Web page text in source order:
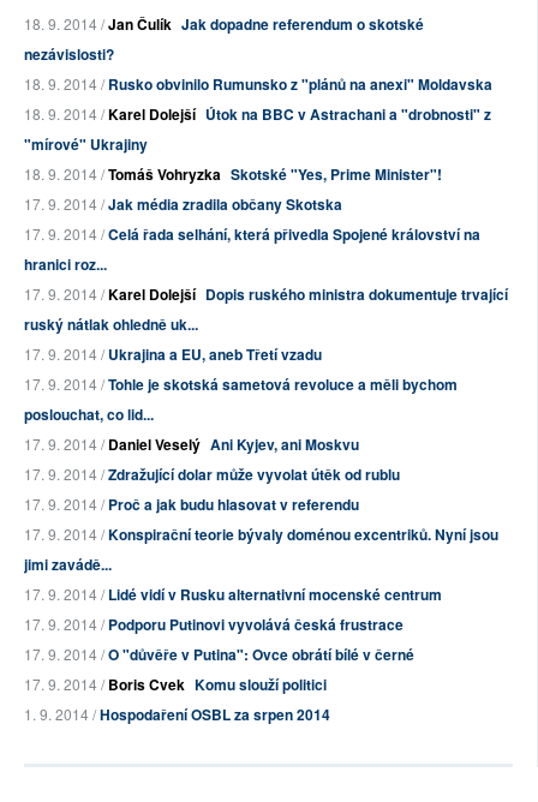
18. 9. 2014 /Jan Čulík Jak dopadne referendum o skotské
nezávislosti?
18. 9. 2014 /Rusko obvinilo Rumunsko z "plánů na anexi" Moldavska
18. 9. 2014 /Karel Dolejší Útok na BBC v Astrachani a "drobnosti" z
"mírové" Ukrajiny
18. 9. 2014 /Tomáš Vohryzka Skotské "Yes, Prime Minister"!
17. 9. 2014 /Jak média zradila občany Skotska
17. 9. 2014 /Celá řada selhání, která přivedla Spojené království na
hranici roz...
17. 9. 2014 /Karel Dolejší Dopis ruského ministra dokumentuje trvající
ruský nátlak ohledně uk...
17. 9. 2014 /Ukrajina a EU, aneb Třetí vzadu
17. 9. 2014 /Tohle je skotská sametová revoluce a měli bychom
poslouchat, co lid...
17. 9. 2014 /Daniel Veselý Ani Kyjev, ani Moskvu
17. 9. 2014 /Zdražující dolar může vyvolat útěk od rublu
17. 9. 2014 /Proč a jak budu hlasovat v referendu
17. 9. 2014 /Konspirační teorie bývaly doménou excentriků. Nyní jsou
jimi zavádě...
17. 9. 2014 /Lidé vidí v Rusku alternativní mocenské centrum
17. 9. 2014 /Podporu Putinovi vyvolává česká frustrace
17. 9. 2014 /O "důvěře v Putina": Ovce obrátí bílé v černé
17. 9. 2014 /Boris Cvek Komu slouží politici
1. 9. 2014 /Hospodaření OSBL za srpen 2014